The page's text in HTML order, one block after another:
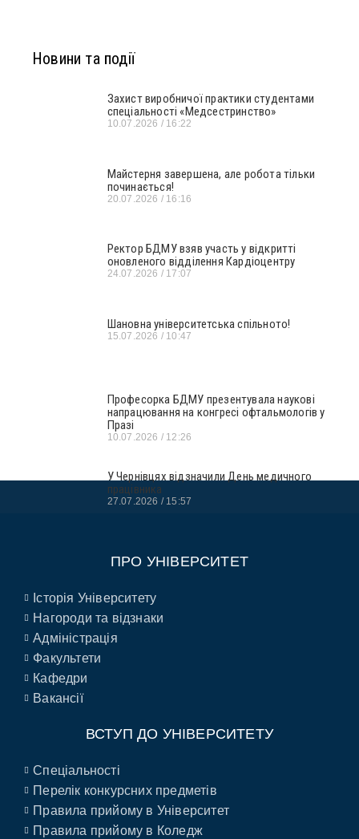
Новини та події
Захист виробничої практики студентами
спеціальності «Медсестринство»
10.07.2026 16:22
Майстерня завершена, але робота тільки
починається!
20.07.2026 16:16
Ректор БДМУ взяв участь у відкритті
оновленого відділення Кардіоцентру
24.07.2026 17:07
Шановна університетська спільното!
15.07.2026 10:47
Професорка БДМУ презентувала наукові
напрацювання на конгресі офтальмологів у
Празі
10.07.2026 12:26
У Чернівцях відзначили День медичного
працівника
27.07.2026 15:57
ПРО УНІВЕРСИТЕТ
Історія Університету
Нагороди та відзнаки
Адміністрація
Факультети
Кафедри
Вакансії
ВСТУП ДО УНІВЕРСИТЕТУ
Спеціальності
Перелік конкурсних предметів
Правила прийому в Університет
Правила прийому в Коледж